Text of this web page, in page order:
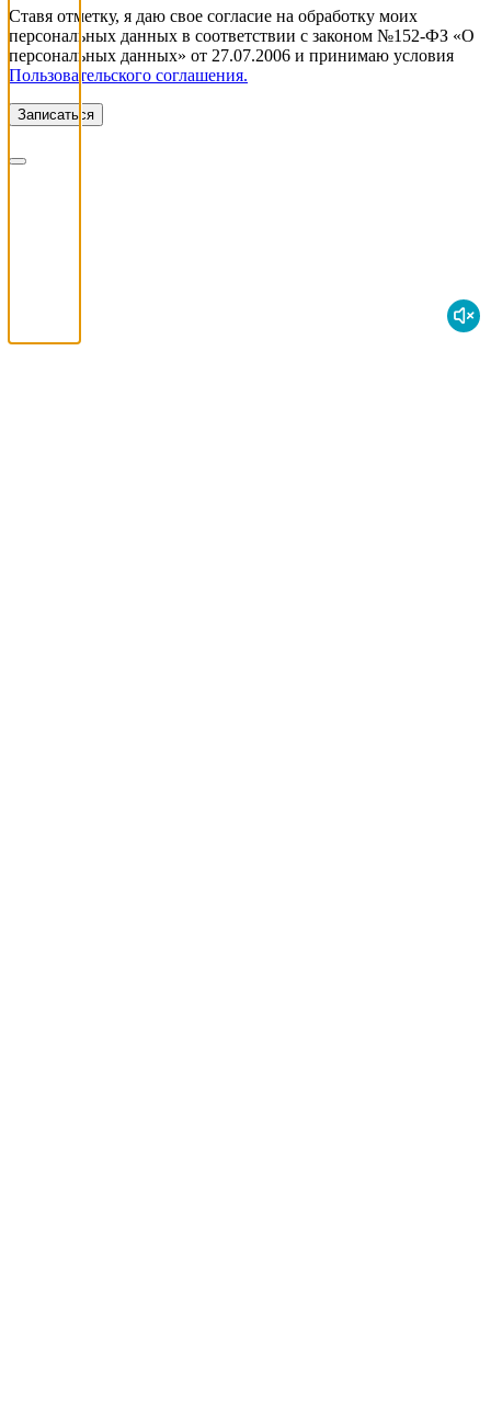
Ставя отметку, я даю свое согласие на обработку моих
персональных данных в соответствии с законом №152-ФЗ «О
персональных данных» от 27.07.2006 и принимаю условия
Пользовательского соглашения.
Записаться